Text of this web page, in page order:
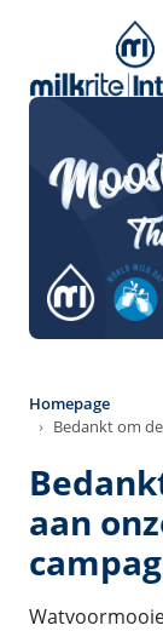
Homepage
Bedankt om
aan